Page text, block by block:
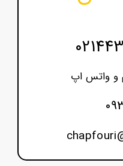
و واتس اپ